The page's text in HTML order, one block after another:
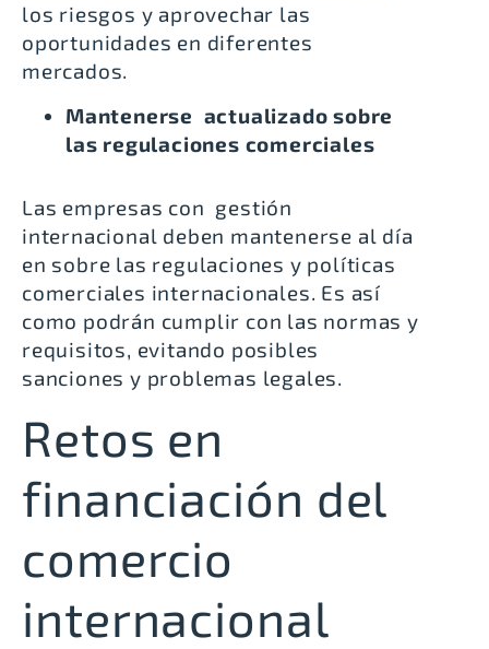
los riesgos y aprovechar las
oportunidades en diferentes
mercados.
Mantenerse actualizado sobre
las regulaciones comerciales
Las empresas con gestión
internacional deben mantenerse al día
en sobre las regulaciones y políticas
comerciales internacionales. Es así
como podrán cumplir con las normas y
requisitos, evitando posibles
sanciones y problemas legales.
Retos en
financiación del
comercio
internacional